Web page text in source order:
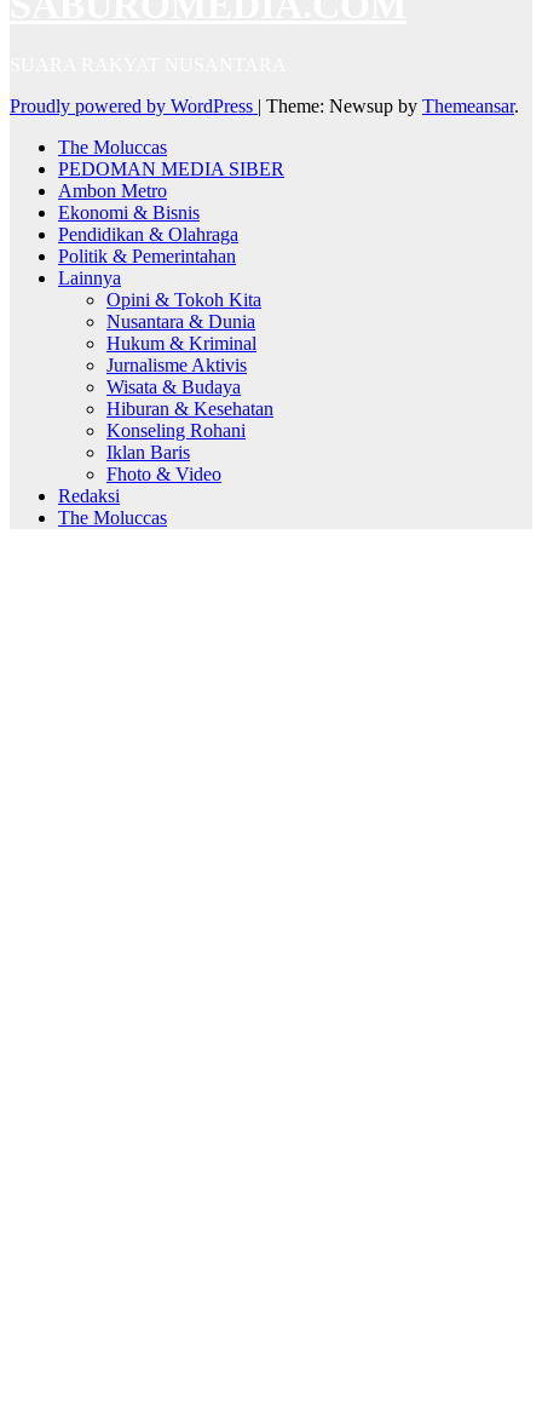
Proudly powered by WordPress | Theme: Newsup by Themeansar.
The Moluccas
PEDOMAN MEDIA SIBER
Ambon Metro
Ekonomi & Bisnis
Pendidikan & Olahraga
Politik & Pemerintahan
Lainnya
Opini & Tokoh Kita
Nusantara & Dunia
Hukum & Kriminal
Jurnalisme Aktivis
Wisata & Budaya
Hiburan & Kesehatan
Konseling Rohani
Iklan Baris
Fhoto & Video
Redaksi
The Moluccas